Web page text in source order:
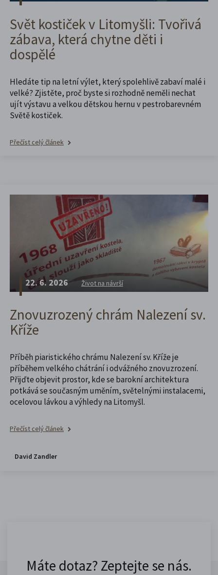
Svět kostiček v Litomyšli: Tvořivá
zábava, která chytne děti i
dospělé
Hledáte tip na letní výlet, který spolehlivě zabaví malé i
velké? Zjistěte, proč byste si rozhodně neměli nechat
ujít výstavu a velkou dětskou hernu v pestrobarevném
Světě kostiček.
Přečíst celý článek
22. 6. 2026 Život na návrší
Znovuzrozený chrám Nalezení sv.
Kříže
Příběh piaristického chrámu Nalezení sv. Kříže je
příběhem velkého chátrání i odvážného znovuzrození.
Přijďte objevit prostor, kde se barokní architektura
potkává se současným uměním, světelnými instalacemi,
ocelovou lávkou a výhledy na Litomyšl.
Přečíst celý článek
David Zandler
Máte dotaz? Zeptejte se nás.